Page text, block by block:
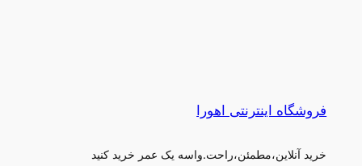
فروشگاه اینترنتی اهورا
خرید آنلاین،مطمئن،راحت.واسه یک عمر خرید کنید